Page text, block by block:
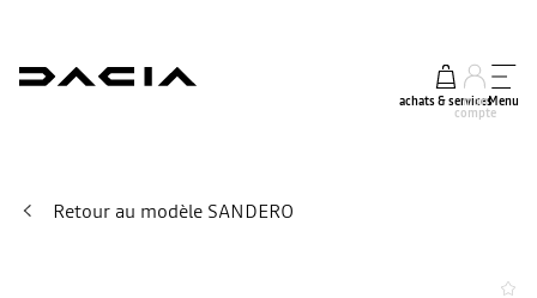
achats & services
mon
compte
Menu
Retour au modèle SANDERO